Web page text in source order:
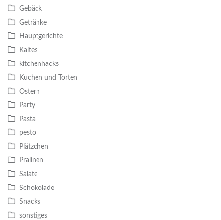
Gebäck
Getränke
Hauptgerichte
Kaltes
kitchenhacks
Kuchen und Torten
Ostern
Party
Pasta
pesto
Plätzchen
Pralinen
Salate
Schokolade
Snacks
sonstiges